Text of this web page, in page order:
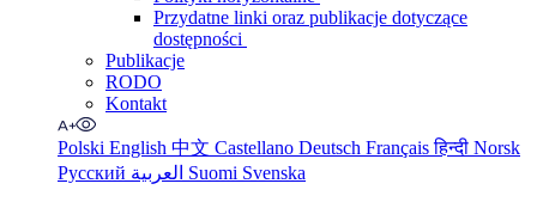
Przydatne linki oraz publikacje dotyczące
dostępności
Publikacje
RODO
Kontakt
Polski English 中文 Castellano Deutsch Françaisहिन्दी Norsk
Русский
Suomi Svenska